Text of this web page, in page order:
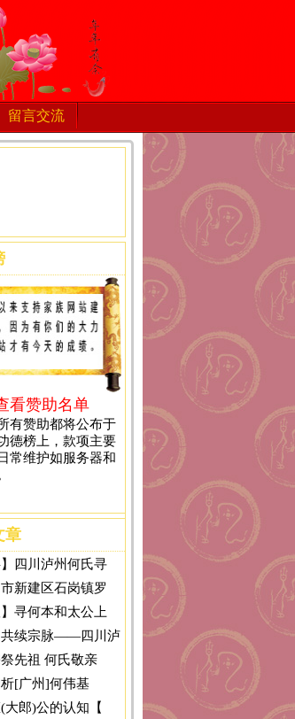
留言交流
看赞助名单
有赞助都将公布于
德榜上，款项主要
常维护如服务器和
章
】四川泸州何氏寻
新建区石岗镇罗
】寻何本和太公上
共续宗脉——四川泸
先祖 何氏敬亲
[广州]何伟基
大郎)公的认知【